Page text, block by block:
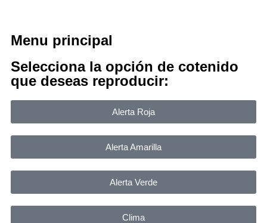
Menu principal
Selecciona la opción de cotenido
que deseas reproducir:
Alerta Roja
Alerta Amarilla
Alerta Verde
Clima